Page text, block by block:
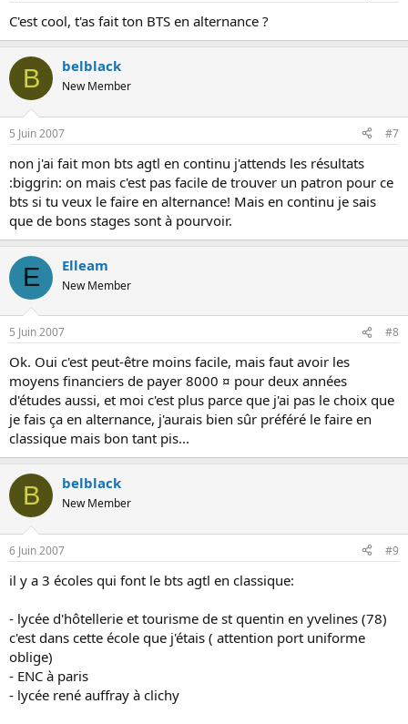
C'est cool, t'as fait ton BTS en alternance ?
B belblack
New Member
5 Juin 2007 #7
non j'ai fait mon bts agtl en continu j'attends les résultats
:biggrin: on mais c'est pas facile de trouver un patron pour ce
bts si tu veux le faire en alternance! Mais en continu je sais
que de bons stages sont à pourvoir.
E Elleam
New Member
5 Juin 2007 #8
Ok. Oui c'est peut-être moins facile, mais faut avoir les
moyens financiers de payer 8000 ¤ pour deux années
d'études aussi, et moi c'est plus parce que j'ai pas le choix que
je fais ça en alternance, j'aurais bien sûr préféré le faire en
classique mais bon tant pis...
B belblack
New Member
6 Juin 2007 #9
il y a 3 écoles qui font le bts agtl en classique:
- lycée d'hôtellerie et tourisme de st quentin en yvelines (78)
c'est dans cette école que j'étais ( attention port uniforme
oblige)
- ENC à paris
- lycée rené auffray à clichy